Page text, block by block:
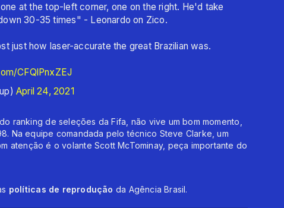
at the top-left corner, one on the right. He'd take
30-35 times" - Leonardo on Zico.
just how laser-accurate the great Brazilian was.
CFQlPnxZEJ
April 24, 2021
ranking de seleções da Fifa, não vive um bom momento,
Na equipe comandada pelo técnico Steve Clarke, um
atenção é o volante Scott McTominay, peça importante do
políticas de reprodução da Agência Brasil.